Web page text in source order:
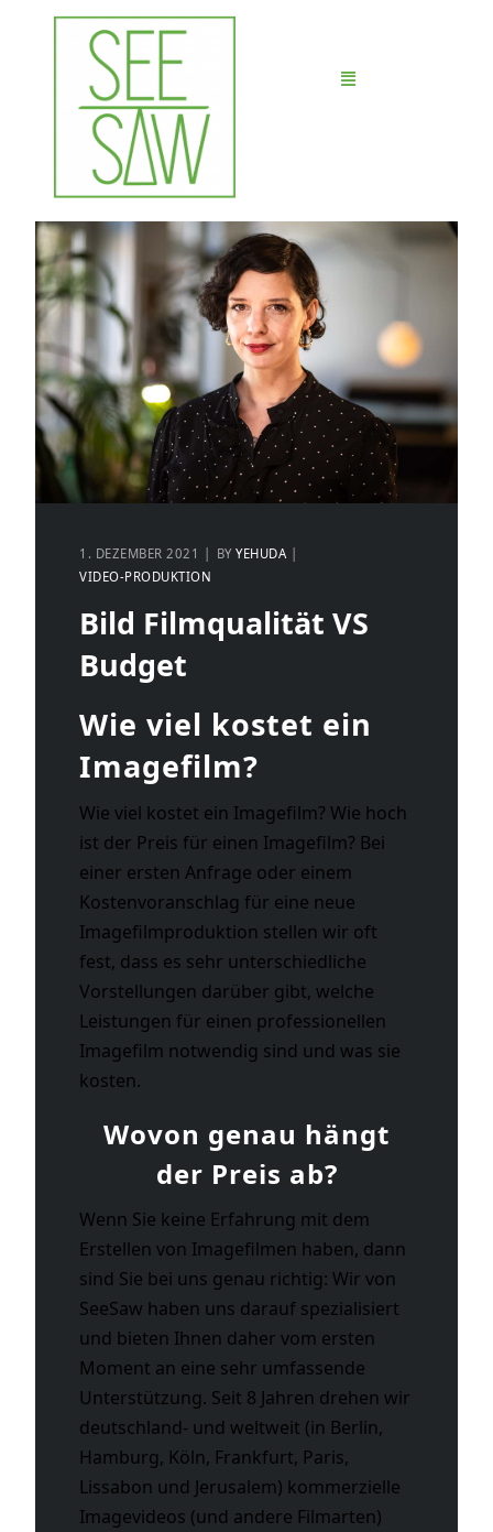
1. DEZEMBER 2021 BYYEHUDA
VIDEO-PRODUKTION
Bild Filmqualität VS
Budget
Wie viel kostet ein
Imagefilm?
Wie viel kostet ein Imagefilm? Wie hoch
ist der Preis für einen Imagefilm? Bei
einer ersten Anfrage oder einem
Kostenvoranschlag für eine neue
Imagefilmproduktion stellen wir oft
fest, dass es sehr unterschiedliche
Vorstellungen darüber gibt, welche
Leistungen für einen professionellen
Imagefilm notwendig sind und was sie
kosten.
Wovon genau hängt
der Preis ab?
Wenn Sie keine Erfahrung mit dem
Erstellen von Imagefilmen haben, dann
sind Sie bei uns genau richtig: Wir von
SeeSaw haben uns darauf spezialisiert
und bieten Ihnen daher vom ersten
Moment an eine sehr umfassende
Unterstützung. Seit 8 Jahren drehen wir
deutschland- und weltweit (in Berlin,
Hamburg, Köln, Frankfurt, Paris,
Lissabon und Jerusalem) kommerzielle
Imagevideos (und andere Filmarten)